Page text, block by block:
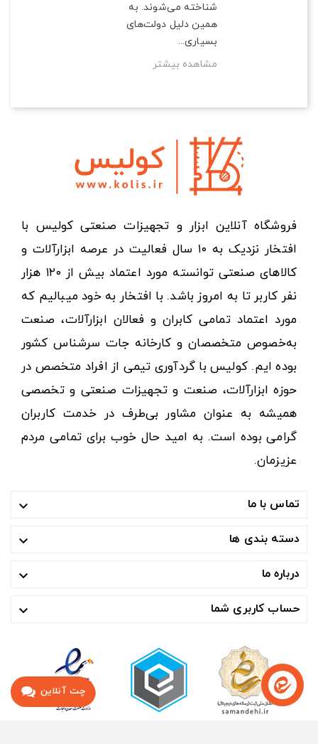
شناخته می‌شوند. به
همین دلیل دولت‌های
بسیاری...
مشاهده بیشتر
فروشگاه آنلاین ابزار و تجهیزات صنعتی کولیس با
افتخار نزدیک به ۱۰ سال فعالیت در عرصه ابزارآلات و
کالاهای صنعتی توانسته مورد اعتماد بیش از ۱۲۰ هزار
نفر کاربر تا به امروز باشد. با افتخار به خود میبالیم که
مورد اعتماد تمامی کابران و فعالان ابزارآلات، صنعت
به‌خصوص متخصصان و کارخانه جات سرشناس کشور
بوده ایم. کولیس با گردآوری تیمی از افراد متخصص در
حوزه ابزارآلات، صنعت و تجهیزات صنعتی و تخصصی
همیشه به عنوان مشاور بی‌طرف در خدمت کاربران
گرامی بوده است. به امید حال خوب برای تمامی مردم
عزیزمان.
تماس با ما 
دسته بندی ها 
درباره ما 
حساب کاربری شما 
چت آنلاین